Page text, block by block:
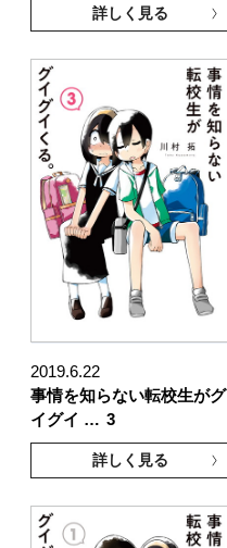
詳しく見る
2019.6.22
事情を知らない転校生がグ
イグイ … 3
詳しく見る